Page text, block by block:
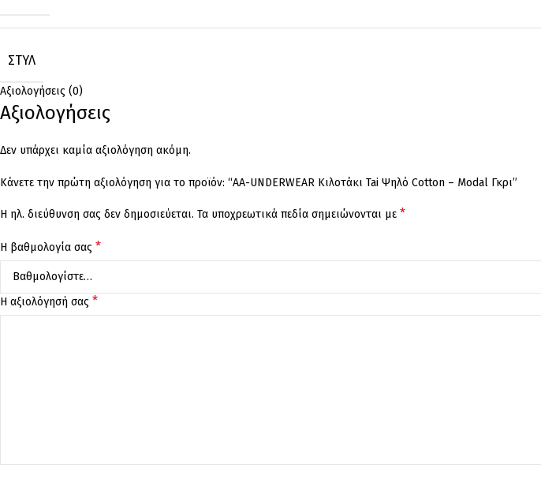
ΣΤΥΛ
Αξιολογήσεις (0)
Αξιολογήσεις
Δεν υπάρχει καμία αξιολόγηση ακόμη.
Κάνετε την πρώτη αξιολόγηση για το προϊόν: “AA-UNDERWEAR Κιλοτάκι Tai Ψηλό Cotton – Modal Γκρι”
Η ηλ. διεύθυνση σας δεν δημοσιεύεται. Τα υποχρεωτικά πεδία σημειώνονται με *
Η βαθμολογία σας *
Η αξιολόγησή σας *